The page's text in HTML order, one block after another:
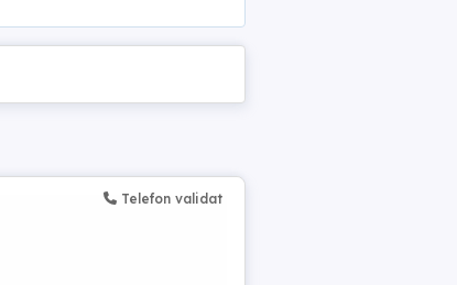
Telefon validat